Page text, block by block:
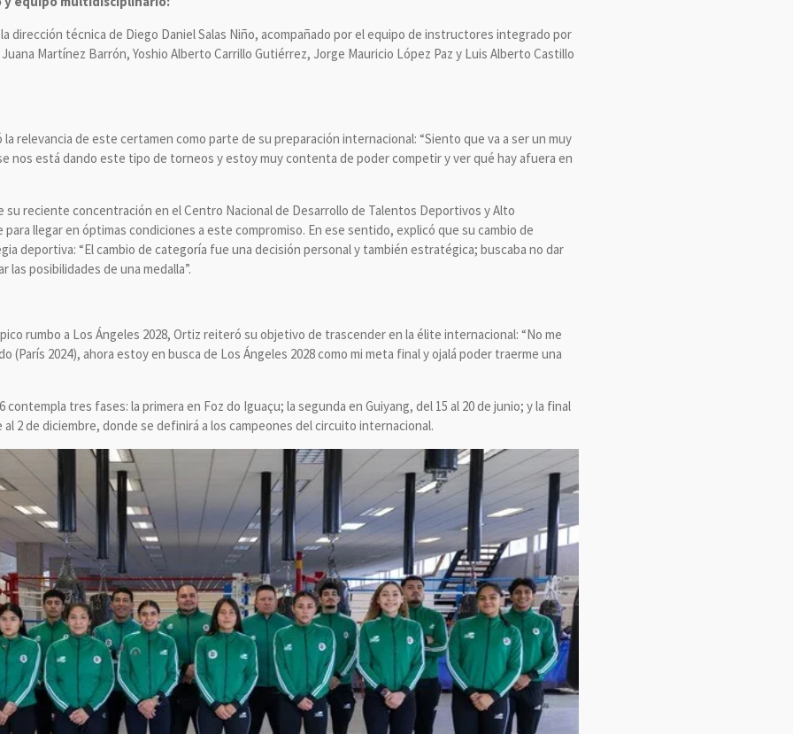
dirección técnica de Diego Daniel Salas Niño, acompañado por el equipo de instructores integrado por
Martínez Barrón, Yoshio Alberto Carrillo Gutiérrez, Jorge Mauricio López Paz y Luis Alberto Castillo
relevancia de este certamen como parte de su preparación internacional: “Siento que va a ser un muy
nos está dando este tipo de torneos y estoy muy contenta de poder competir y ver qué hay afuera en
su reciente concentración en el Centro Nacional de Desarrollo de Talentos Deportivos y Alto
para llegar en óptimas condiciones a este compromiso. En ese sentido, explicó que su cambio de
deportiva: “El cambio de categoría fue una decisión personal y también estratégica; buscaba no dar
posibilidades de una medalla”.
rumbo a Los Ángeles 2028, Ortiz reiteró su objetivo de trascender en la élite internacional: “No me
(París 2024), ahora estoy en busca de Los Ángeles 2028 como mi meta final y ojalá poder traerme una
contempla tres fases: la primera en Foz do Iguaçu; la segunda en Guiyang, del 15 al 20 de junio; y la final
2 de diciembre, donde se definirá a los campeones del circuito internacional.